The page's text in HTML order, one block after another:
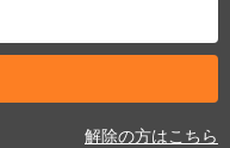
解除の方はこちら